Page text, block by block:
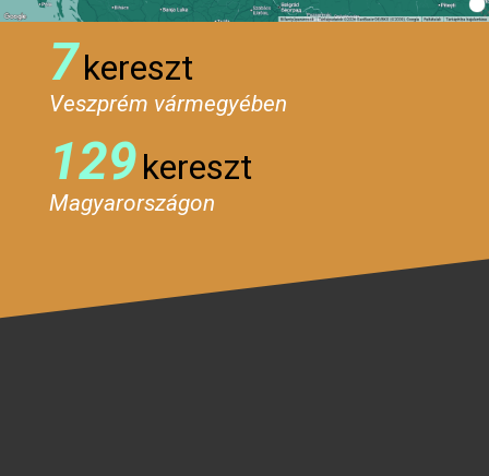
7kereszt
Veszprém vármegyében
129kereszt
Magyarországon